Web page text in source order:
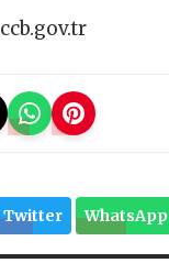
Twitter WhatsApp